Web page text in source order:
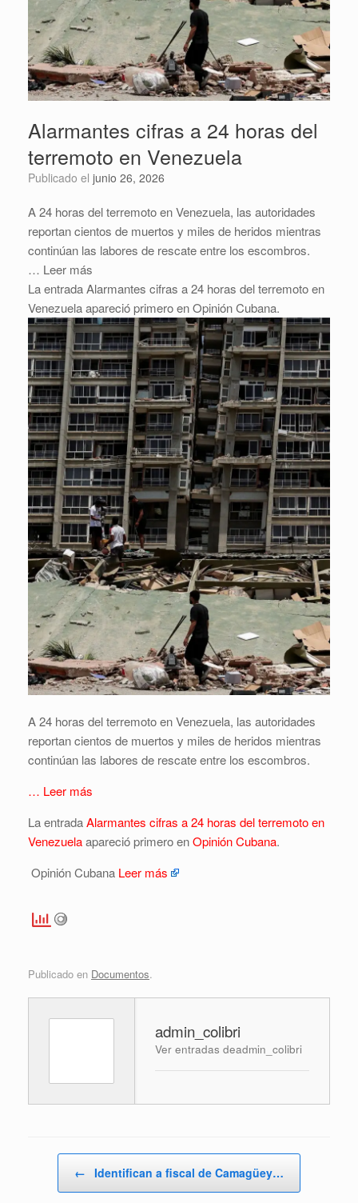
Alarmantes cifras a 24 horas del
terremoto en Venezuela
Publicado el junio 26, 2026
A 24 horas del terremoto en Venezuela, las autoridades
reportan cientos de muertos y miles de heridos mientras
continúan las labores de rescate entre los escombros.
… Leer más
La entrada Alarmantes cifras a 24 horas del terremoto en
Venezuela apareció primero en Opinión Cubana.
A 24 horas del terremoto en Venezuela, las autoridades
reportan cientos de muertos y miles de heridos mientras
continúan las labores de rescate entre los escombros.
… Leer más
La entradaAlarmantes cifras a 24 horas del terremoto en
Venezuelaapareció primero enOpinión Cubana.
Opinión Cubana Leer más
Publicado en Documentos.
admin_colibri
Ver entradas deadmin_colibri
Navegador de artículos
← Identifican a fiscal de Camagüey…